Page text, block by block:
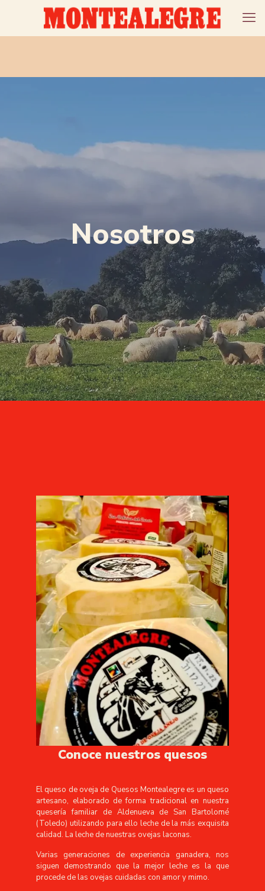
Nosotros
Conoce nuestros quesos
El queso de oveja de Quesos Montealegre es un queso
artesano, elaborado de forma tradicional en nuestra
quesería familiar de Aldenueva de San Bartolomé
(Toledo) utilizando para ello leche de la más exquisita
calidad. La leche de nuestras ovejas laconas.
Varias generaciones de experiencia ganadera, nos
siguen demostrando que la mejor leche es la que
procede de las ovejas cuidadas con amor y mimo.